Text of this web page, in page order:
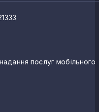
послуг мобільного